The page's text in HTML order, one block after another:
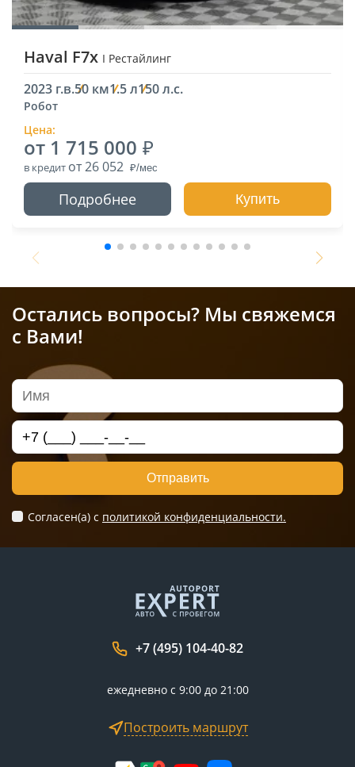
Haval F7x I Рестайлинг
2023 г.в.50 км1.5 л150 л.с.
Робот
Цена:
от 1 715 000
в кредит от 26 052
Подробнее Купить
Остались вопросы? Мы свяжемся
с Вами!
Отправить
Согласен(а) c политикой конфиденциальности.
+7 (495) 104-40-82
ежедневно с 9:00 до 21:00
Построить маршрут